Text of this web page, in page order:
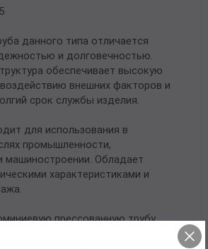
данного типа отличается
и долговечностью.
обеспечивает высокую
внешних факторов и
срок службы изделия.
для использования в
промышленности,
машиностроении. Обладает
характеристиками и
прессованную трубу